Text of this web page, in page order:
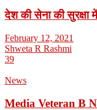
देश की सेना की सुरक्षा
February 12, 2021
Shweta R Rashmi
39
News
Media Veteran B